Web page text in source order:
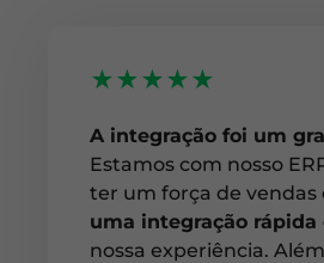
★★★★★
A integração foi um
Estamos com nosso
ter um força de vendas
uma integração rápida
nossa experiência.